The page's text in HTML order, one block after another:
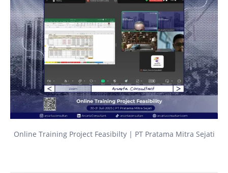
Online Training Project Feasibilty | PT Pratama Mitra Sejati